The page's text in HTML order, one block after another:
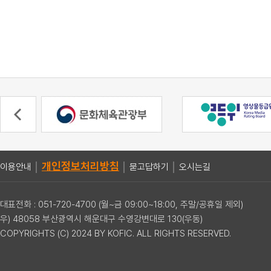
이용안내 개인정보처리방침 묻고답하기 오시는길
대표전화 : 051-720-4700 (월~금 09:00~18:00, 주말/공휴일 제외)
우) 48058 부산광역시 해운대구 수영강변대로 130(우동)
COPYRIGHTS (C) 2024 BY KOFIC. ALL RIGHTS RESERVED.